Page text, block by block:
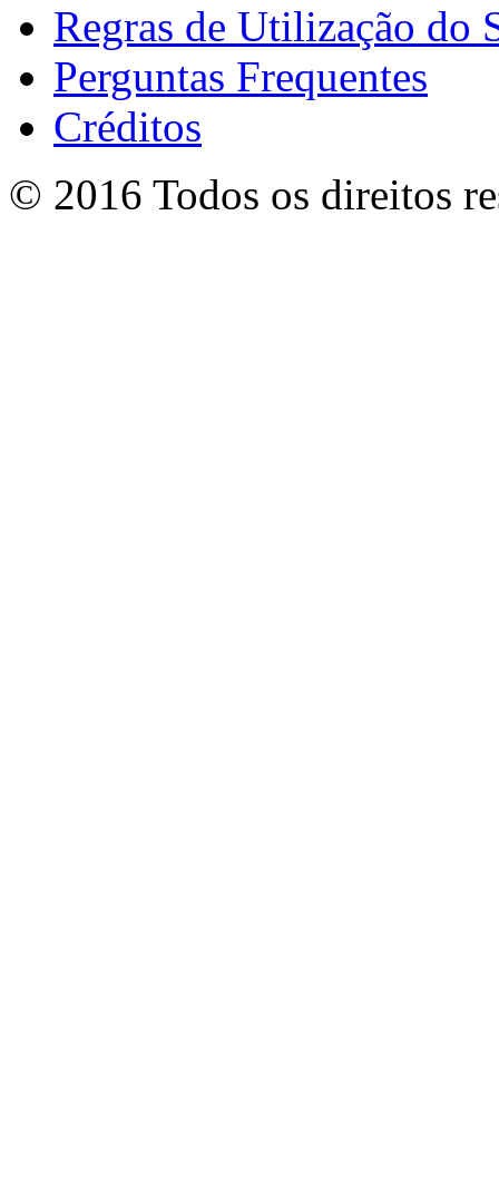
Regras de Utilização do
Perguntas Frequentes
Créditos
© 2016 Todos os direitos